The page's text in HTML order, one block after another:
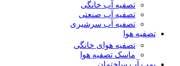
تصفیه آب خانگی
تصفیه آب صنعتی
تصفیه آب سرشیری
تصفیه هوا
تصفیه هوای خانگی
ماسک تصفیه هوا
پمپ آب ساختمان